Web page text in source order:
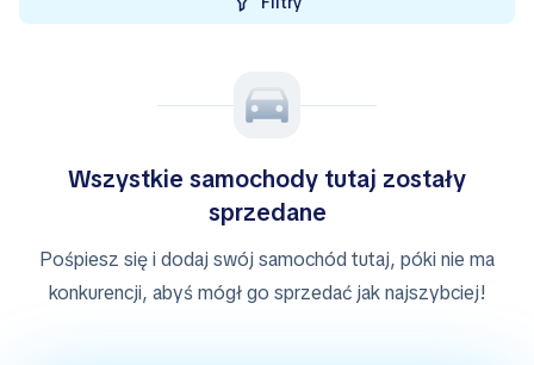
Wszystkie samochody tutaj zostały
sprzedane
Pośpiesz się i dodaj swój samochód tutaj, póki nie ma
konkurencji, abyś mógł go sprzedać jak najszybciej!